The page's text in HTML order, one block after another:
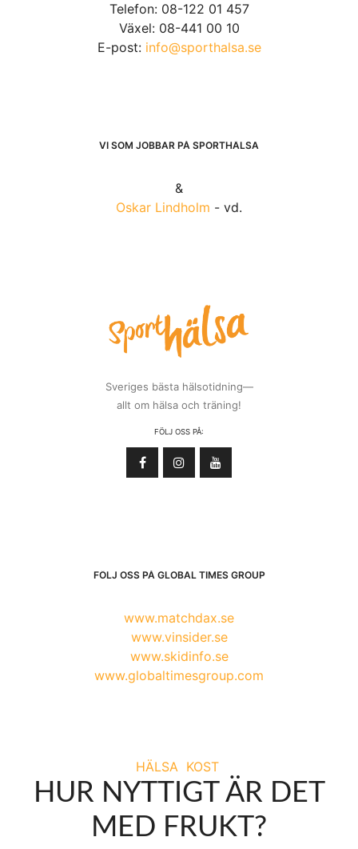
Telefon: 08-122 01 457
Växel: 08-441 00 10
E-post: info@sporthalsa.se
VI SOM JOBBAR PÅ SPORTHÄLSA
&
Oskar Lindholm - vd.
Sveriges bästa hälsotidning—
allt om hälsa och träning!
FÖLJ OSS PÅ:
FÖLJ OSS PÅ GLOBAL TIMES GROUP
www.matchdax.se
www.vinsider.se
www.skidinfo.se
www.globaltimesgroup.com
HÄLSA KOST
HUR NYTTIGT ÄR DET
MED FRUKT?